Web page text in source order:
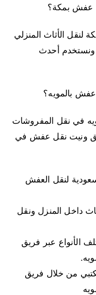
عفش بمكة؟
الأثاث المنزلي
ونستخدم أحدث
بالمويه؟
في نقل المفروشات
ونيت نقل عفش في
لنقل العفش
داخل المنزل ونقل
الأنواع عبر فريق
من خلال فريق